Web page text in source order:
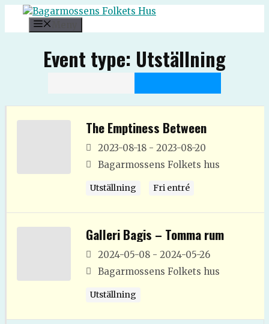
Hoppa
innehåll
Event type: Utställning
The Emptiness Between
2023-08-18 - 2023-08-20
Bagarmossens Folkets hus
Utställning Fri entré
Galleri Bagis – Tomma rum
2024-05-08 - 2024-05-26
Bagarmossens Folkets hus
Utställning